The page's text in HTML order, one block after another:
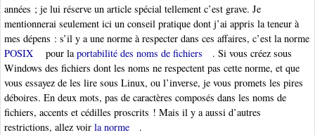
années ; je lui réserve un article spécial tellement c’est grave. Je
mentionnerai seulement ici un conseil pratique dont j’ai appris la teneur à
mes dépens : s’il y a une norme à respecter dans ces affaires, c’est la norme
POSIX
pour laportabilité des noms de fichiers
. Si vous créez sous
Windows des fichiers dont les noms ne respectent pas cette norme, et que
vous essayez de les lire sous Linux, ou l’inverse, je vous promets les pires
déboires. En deux mots, pas de caractères composés dans les noms de
fichiers, accents et cédilles proscrits ! Mais il y a aussi d’autres
restrictions, allez voir la norme
.